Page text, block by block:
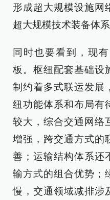
形成超大规模设施网
超大规模技术装备体
同时也要看到，现
板。枢纽配套基础设
制约着多式联运发展
纽功能体系和布局有
较大，综合交通网络
增强，跨交通方式的
善；运输结构体系还
输方式的组合优势；
慢，交通领域减排涉